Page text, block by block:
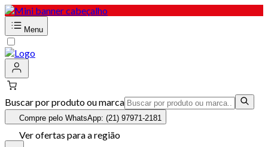
Menu
Buscar por produto ou marca
Compre pelo WhatsApp: (21) 97971-2181
Ver ofertas para a região